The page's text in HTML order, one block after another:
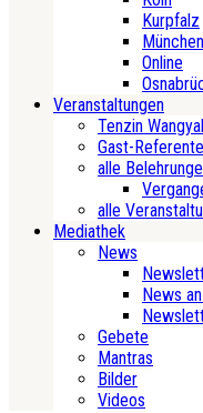
Kurpfalz
München
Online
Veranstaltungen
Tenzin
Gast-
alle
alle
Mediathek
News
News
Gebete
Mantras
Bilder
Videos